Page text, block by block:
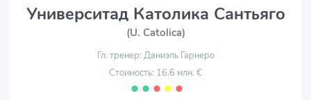
Университад Католика Сантьяго
(U. Catolica)
Гл. тренер: Даниэль Гарнеро
Стоимость: 16.6 млн. €
⬤ ⬤ ⬤ ⬤ ⬤